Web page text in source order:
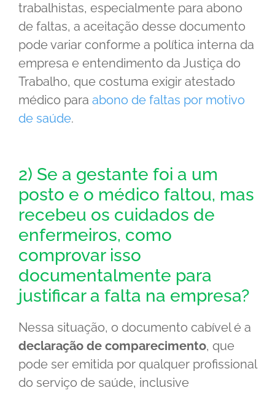
trabalhistas, especialmente para abono
de faltas, a aceitação desse documento
pode variar conforme a política interna da
empresa e entendimento da Justiça do
Trabalho, que costuma exigir atestado
médico para abono de faltas por motivo
de saúde.
2) Se a gestante foi a um
posto e o médico faltou, mas
recebeu os cuidados de
enfermeiros, como
comprovar isso
documentalmente para
justificar a falta na empresa?
Nessa situação, o documento cabível é a
declaração de comparecimento, que
pode ser emitida por qualquer profissional
do serviço de saúde, inclusive